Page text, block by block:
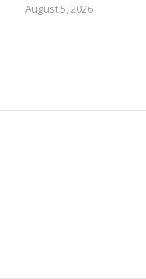
August 5, 2026